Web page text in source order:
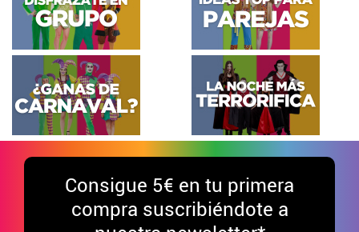
Consigue 5€ en tu primera
compra suscribiéndote a